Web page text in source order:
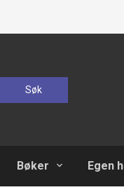
Søk
Bøker Egen